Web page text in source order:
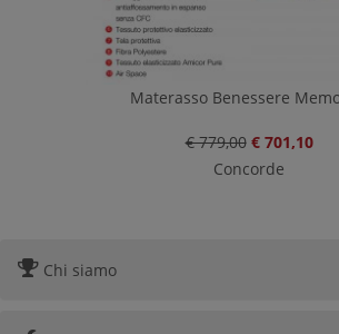
Materasso Benessere
€ 779,00 € 701,10
Concorde
Chi siamo